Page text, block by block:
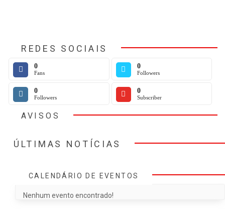
REDES SOCIAIS
0
Fans
0
Followers
0
Followers
0
Subscriber
AVISOS
ÚLTIMAS NOTÍCIAS
CALENDÁRIO DE EVENTOS
Nenhum evento encontrado!